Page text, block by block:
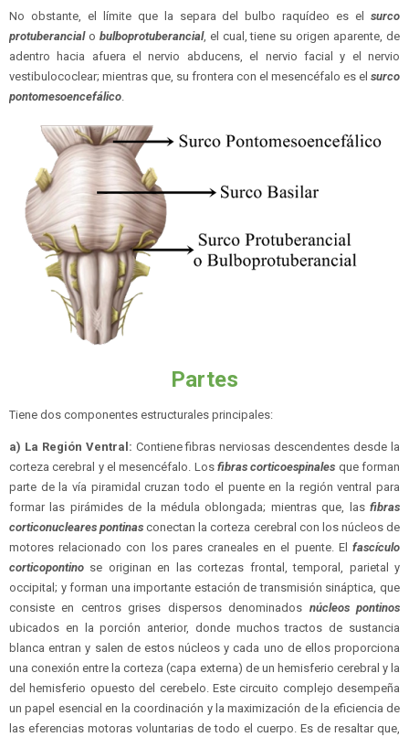
No obstante, el límite que la separa del bulbo raquídeo es el surco
protuberancialo bulboprotuberancial, el cual, tiene su origen aparente, de
adentro hacia afuera el nervio abducens, el nervio facial y el nervio
vestibulococlear; mientras que, su frontera con el mesencéfalo es el surco
pontomesoencefálico.
Partes
Tiene dos componentes estructurales principales:
a) La Región Ventral: Contiene fibras nerviosas descendentes desde la
corteza cerebral y el mesencéfalo. Los fibras corticoespinales que forman
parte de la vía piramidal cruzan todo el puente en la región ventral para
formar las pirámides de la médula oblongada; mientras que, lasfibras
corticonucleares pontinas conectan la corteza cerebral con los núcleos de
motores relacionado con los pares craneales en el puente. El fascículo
corticopontino se originan en las cortezas frontal, temporal, parietal y
occipital; y forman una importante estación de transmisión sináptica, que
consiste en centros grises dispersos denominados núcleos pontinos
ubicados en la porción anterior, donde muchos tractos de sustancia
blanca entran y salen de estos núcleos y cada uno de ellos proporciona
una conexión entre la corteza (capa externa) de un hemisferio cerebral y la
del hemisferio opuesto del cerebelo. Este circuito complejo desempeña
un papel esencial en la coordinación y la maximización de la eficiencia de
las eferencias motoras voluntarias de todo el cuerpo. Es de resaltar que,